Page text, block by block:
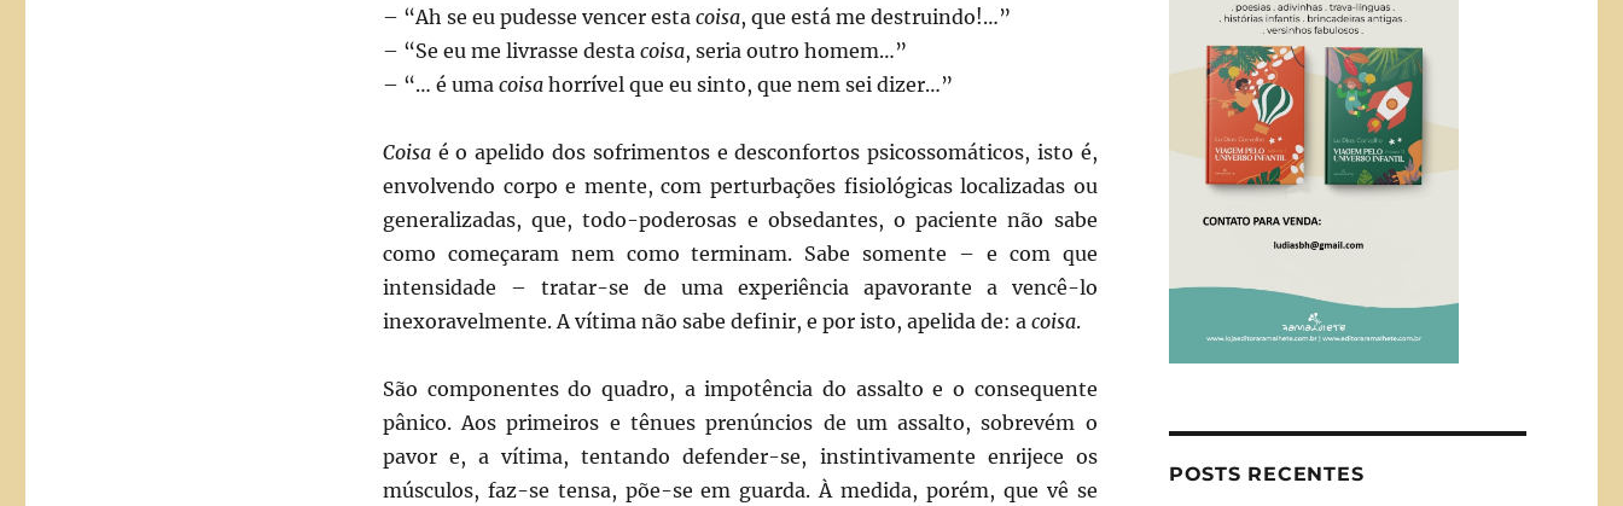
– “Ah se eu pudesse vencer esta coisa, que está me destruindo!…”
– “Se eu me livrasse desta coisa, seria outro homem…”
– “… é uma coisahorrível que eu sinto, que nem sei dizer…”
Coisaé o apelido dos sofrimentos e desconfortos psicossomáticos, isto é,
envolvendo corpo e mente, com perturbações fisiológicas localizadas ou
generalizadas, que, todo-poderosas e obsedantes, o paciente não sabe
como começaram nem como terminam. Sabe somente – e com que
intensidade – tratar-se de uma experiência apavorante a vencê-lo
inexoravelmente. A vítima não sabe definir, e por isto, apelida de: a coisa.
São componentes do quadro, a impotência do assalto e o consequente
pânico. Aos primeiros e tênues prenúncios de um assalto, sobrevém o
pavor e, a vítima, tentando defender-se, instintivamente enrijece os
músculos, faz-se tensa, põe-se em guarda. À medida, porém, que vê se
POSTS RECENTES